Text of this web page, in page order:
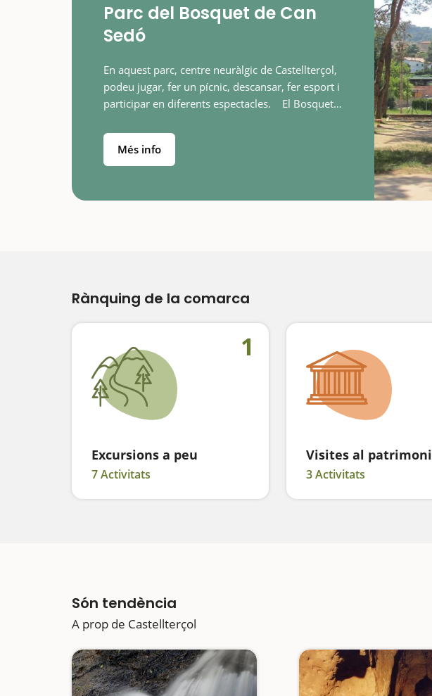
Parc del Bosquet de Can
Sedó
En aquest parc, centre neuràlgic de Castellterçol,
podeu jugar, fer un pícnic, descansar, fer esport i
participar en diferents espectacles. El Bosquet
del…
Més info
Rànquing de la comarca
1
Excursions a peu
7 Activitats
Visites al patrimoni
3 Activitats
Són tendència
A prop de Castellterçol